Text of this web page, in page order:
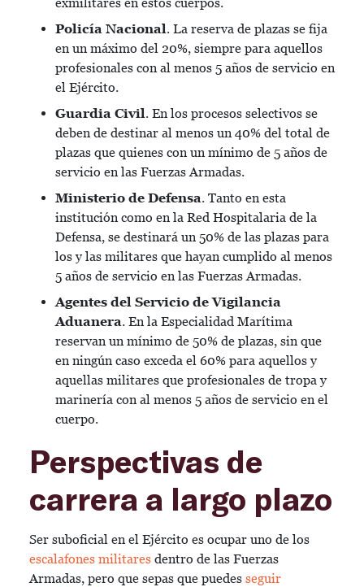
Policía Nacional. La reserva de plazas se fija
en un máximo del 20%, siempre para aquellos
profesionales con al menos 5 años de servicio en
el Ejército.
Guardia Civil. En los procesos selectivos se
deben de destinar al menos un 40% del total de
plazas que quienes con un mínimo de 5 años de
servicio en las Fuerzas Armadas.
Ministerio de Defensa. Tanto en esta
institución como en la Red Hospitalaria de la
Defensa, se destinará un 50% de las plazas para
los y las militares que hayan cumplido al menos
5 años de servicio en las Fuerzas Armadas.
Agentes del Servicio de Vigilancia
Aduanera. En la Especialidad Marítima
reservan un mínimo de 50% de plazas, sin que
en ningún caso exceda el 60% para aquellos y
aquellas militares que profesionales de tropa y
marinería con al menos 5 años de servicio en el
cuerpo.
Perspectivas de
carrera a largo plazo
Ser suboficial en el Ejército es ocupar uno de los
escalafones militares dentro de las Fuerzas
Armadas, pero que sepas que puedes seguir